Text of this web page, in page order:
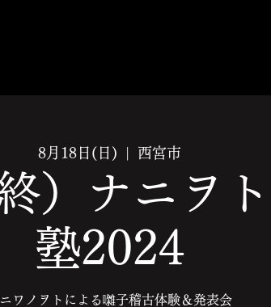
8月18日(日) 西宮市
終）ナニヲト
塾2024
ワノヲトによる囃子稽古体験＆発表会